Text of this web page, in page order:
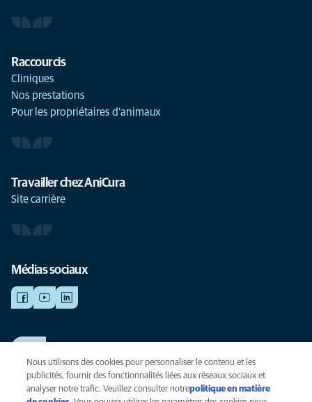
Raccourcis
Cliniques
Nos prestations
Pour les propriétaires d'animaux
Travailler chez AniCura
Site carrière
Médias sociaux
Voir nos offres d'emploi
Nous utilisons des cookies pour personnaliser le contenu et les
publicités, fournir des fonctionnalités liées aux réseaux sociaux et
analyser notre trafic. Veuillez consulter notrepolitique en matière